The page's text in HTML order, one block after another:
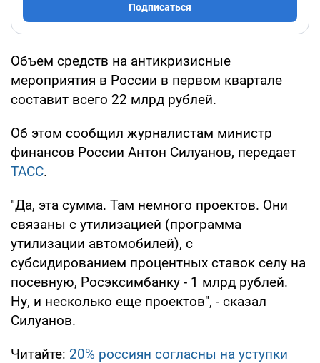
Подписаться
Объем средств на антикризисные
мероприятия в России в первом квартале
составит всего 22 млрд рублей.
Об этом сообщил журналистам министр
финансов России Антон Силуанов, передает
ТАСС.
"Да, эта сумма. Там немного проектов. Они
связаны с утилизацией (программа
утилизации автомобилей), с
субсидированием процентных ставок селу на
посевную, Росэксимбанку - 1 млрд рублей.
Ну, и несколько еще проектов", - сказал
Силуанов.
Читайте: 20% россиян согласны на уступки